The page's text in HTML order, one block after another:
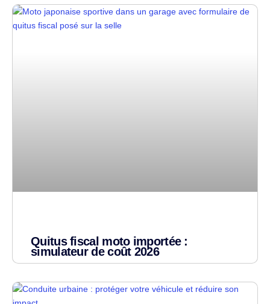
Quitus fiscal moto importée :
simulateur de coût 2026